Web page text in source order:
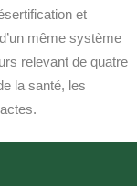
et
même système
relevant de quatre
la santé, les